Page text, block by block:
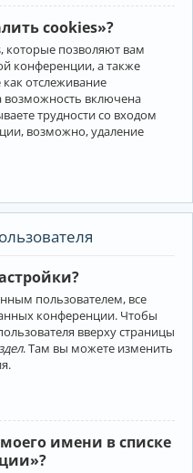
cookies»?
которые позволяют вам
конференции, а также
отслеживание
возможность включена
трудности со входом
возможно, удаление
пользователем, все
конференции. Чтобы
вверху страницы
. Там вы можете изменить
имени в списке